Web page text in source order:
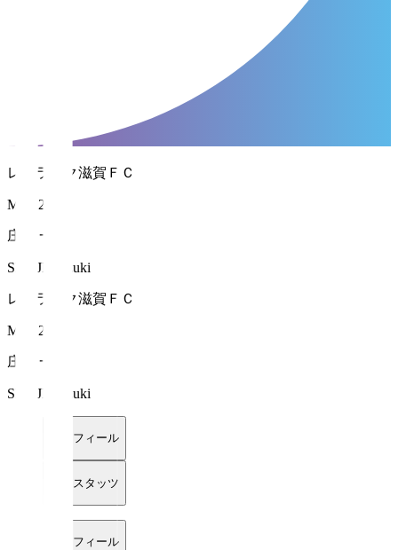
レイラック滋賀ＦＣ
MF 22
庄司 一輝
SHOJI Kazuki
レイラック滋賀ＦＣ
MF 22
庄司 一輝
SHOJI Kazuki
プロフィール
詳細スタッツ
プロフィール